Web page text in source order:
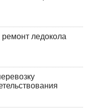
ремонт ледокола